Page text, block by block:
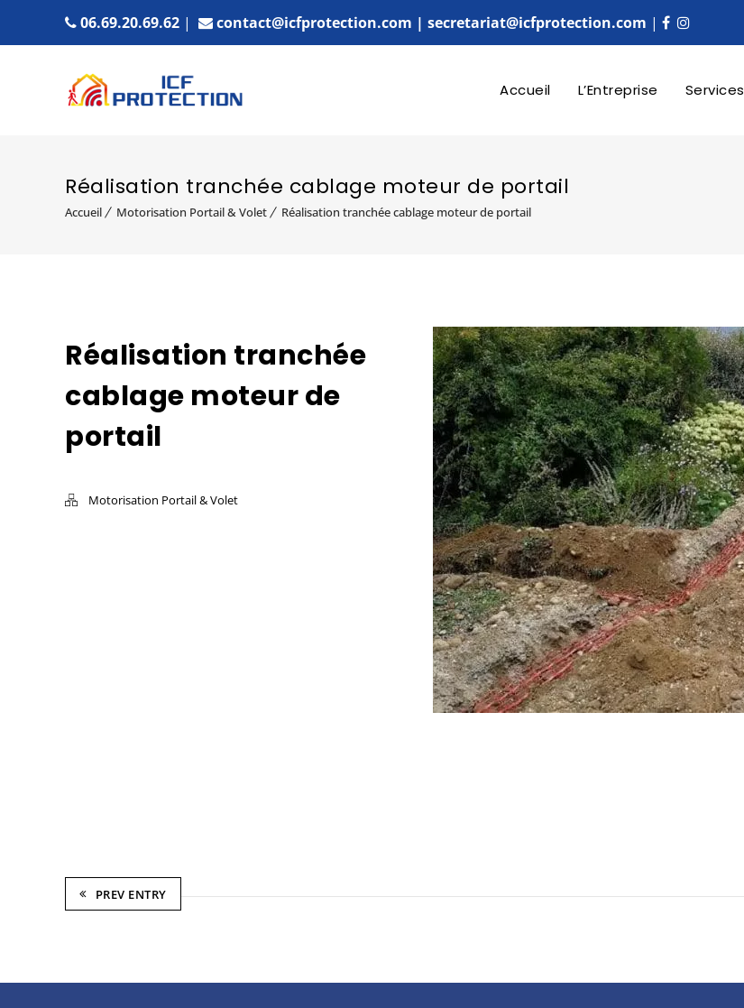
06.69.20.69.62 | contact@icfprotection.com | secretariat@icfprotection.com |
Accueil L’Entreprise Services
Réalisation tranchée cablage moteur de portail
Accueil Motorisation Portail & Volet Réalisation tranchée cablage moteur de portail
Réalisation tranchée
cablage moteur de
portail
Motorisation Portail & Volet
PREV ENTRY